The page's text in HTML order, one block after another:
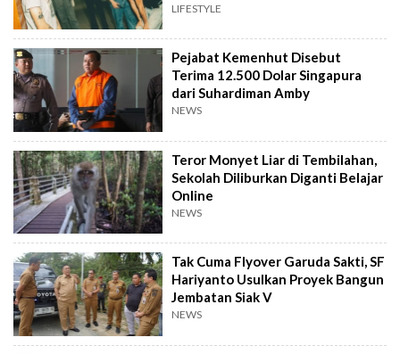
LIFESTYLE
Pejabat Kemenhut Disebut
Terima 12.500 Dolar Singapura
dari Suhardiman Amby
NEWS
Teror Monyet Liar di Tembilahan,
Sekolah Diliburkan Diganti Belajar
Online
NEWS
Tak Cuma Flyover Garuda Sakti, SF
Hariyanto Usulkan Proyek Bangun
Jembatan Siak V
NEWS